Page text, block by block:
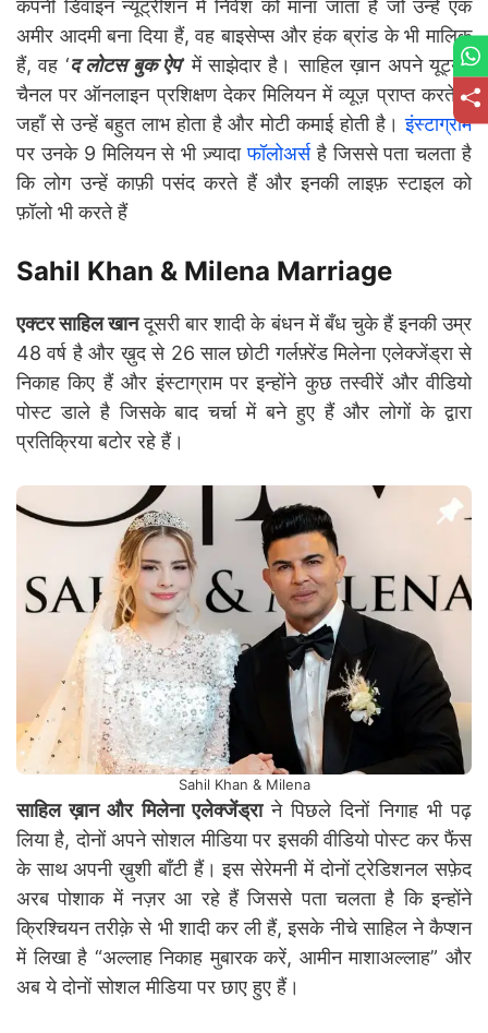
कंपनी डिवाइन न्यूट्रीशन में निवेश को माना जाता है जो उन्हें एक
अमीर आदमी बना दिया हैं, वह बाइसेप्स और हंक ब्रांड के भी मालिक
हैं, वह ‘द लोटस बुक ऐप’ में साझेदार है। साहिल ख़ान अपने यूट्यूब
चैनल पर ऑनलाइन प्रशिक्षण देकर मिलियन में व्यूज़ प्राप्त करते हैं
जहाँ से उन्हें बहुत लाभ होता है और मोटी कमाई होती है।इंस्टाग्राम
पर उनके 9 मिलियन से भी ज़्यादाफॉलोअर्सहै जिससे पता चलता है
कि लोग उन्हें काफ़ी पसंद करते हैं और इनकी लाइफ़ स्टाइल को
फ़ॉलो भी करते हैं
Sahil Khan & Milena Marriage
एक्टर साहिल खानदूसरी बार शादी के बंधन में बँध चुके हैं इनकी उम्र
48 वर्ष है और ख़ुद से 26 साल छोटी गर्लफ़्रेंड मिलेना एलेक्जेंड्रा से
निकाह किए हैं और इंस्टाग्राम पर इन्होंने कुछ तस्वीरें और वीडियो
पोस्ट डाले है जिसके बाद चर्चा में बने हुए हैं और लोगों के द्वारा
प्रतिक्रिया बटोर रहे हैं।
Sahil Khan & Milena
साहिल ख़ान और मिलेना एलेक्जेंड्राने पिछले दिनों निगाह भी पढ़
लिया है, दोनों अपने सोशल मीडिया पर इसकी वीडियो पोस्ट कर फैंस
के साथ अपनी ख़ुशी बाँटी हैं। इस सेरेमनी में दोनों ट्रेडिशनल सफ़ेद
अरब पोशाक में नज़र आ रहे हैं जिससे पता चलता है कि इन्होंने
क्रिश्चियन तरीक़े से भी शादी कर ली हैं, इसके नीचे साहिल ने कैप्शन
में लिखा है “अल्लाह निकाह मुबारक करें, आमीन माशाअल्लाह” और
अब ये दोनों सोशल मीडिया पर छाए हुए हैं।